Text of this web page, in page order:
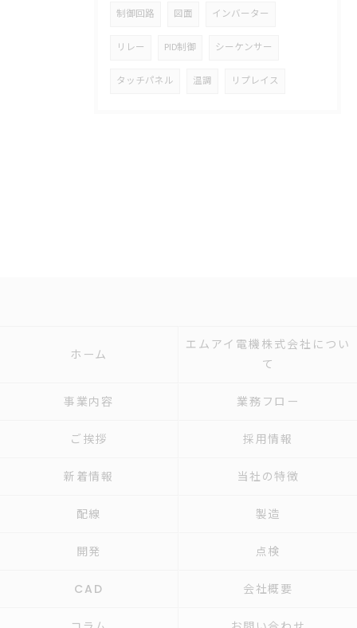
制御回路 図面 インバーター
リレー PID制御 シーケンサー
タッチパネル 温調 リプレイス
ホーム
エムアイ電機株式会社につい
て
事業内容 業務フロー
ご挨拶 採用情報
新着情報 当社の特徴
配線 製造
開発 点検
CAD 会社概要